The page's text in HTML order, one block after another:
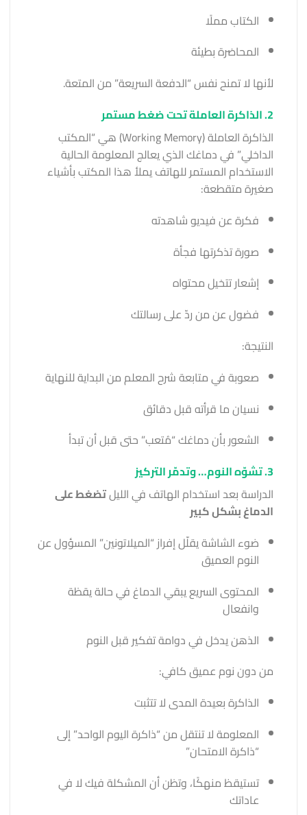
الكتاب مملًا
المحاضرة بطيئة
لأنها لا تمنح نفس “الدفعة السريعة” من المتعة.
2. الذاكرة العاملة تحت ضغط مستمر
الذاكرة العاملة (Working Memory) هي “المكتب
الداخلي” في دماغك الذي يعالج المعلومة الحالية
الاستخدام المستمر للهاتف يملأ هذا المكتب بأشياء
صغيرة متقطعة:
فكرة عن فيديو شاهدته
صورة تذكرتها فجأة
إشعار تتخيل محتواه
فضول عن من ردّ على رسالتك
النتيجة:
صعوبة في متابعة شرح المعلم من البداية للنهاية
نسيان ما قرأته قبل دقائق
الشعور بأن دماغك “مُتعب” حتى قبل أن تبدأ
3. تشوّه النوم… وتدمّر التركيز
الدراسة بعد استخدام الهاتف في الليلتضغط على
الدماغ بشكل كبير
ضوء الشاشة يقلّل إفراز “الميلاتونين” المسؤول عن
النوم العميق
المحتوى السريع يبقي الدماغ في حالة يقظة
وانفعال
الذهن يدخل في دوامة تفكير قبل النوم
من دون نوم عميق كافي:
الذاكرة بعيدة المدى لا تتثبت
المعلومة لا تنتقل من “ذاكرة اليوم الواحد” إلى
“ذاكرة الامتحان”
تستيقظ منهكًا، وتظن أن المشكلة فيك لا في
عاداتك